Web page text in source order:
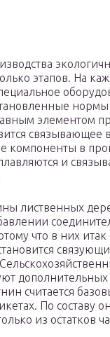
этапов. На
элементом
связывающее
компоненты в
и
лиственных
что в них итак
дополнительных
считается
По составу
из остатков